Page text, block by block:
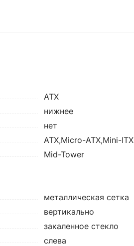
ATX
нижнее
нет
ATX,Micro-ATX,Mini-ITX
Mid-Tower
металлическая сетка
вертикально
закаленное стекло
слева